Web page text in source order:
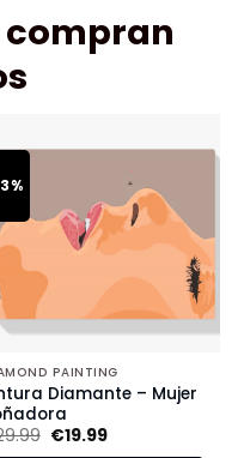
compran
PAINTING
Diamante – Mujer
€19.99